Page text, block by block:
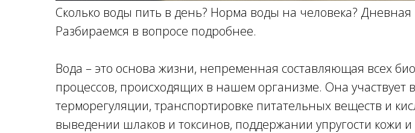
Сколько воды пить в день? Норма воды на человека?
Разбираемся в вопросе подробнее.
Вода – это основа жизни, непременная составляющая всех
процессов, происходящих в нашем организме. Она участвует в
терморегуляции, транспортировке питательных веществ и
выведении шлаков и токсинов, поддержании упругости кожи